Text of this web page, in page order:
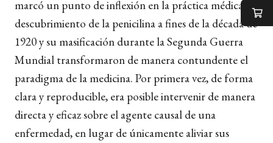
marcó un punto de inflexión en la práctica médica. El
descubrimiento de la penicilina a fines de la década de
1920 y su masificación durante la Segunda Guerra
Mundial transformaron de manera contundente el
paradigma de la medicina. Por primera vez, de forma
clara y reproducible, era posible intervenir de manera
directa y eficaz sobre el agente causal de una
enfermedad, en lugar de únicamente aliviar sus